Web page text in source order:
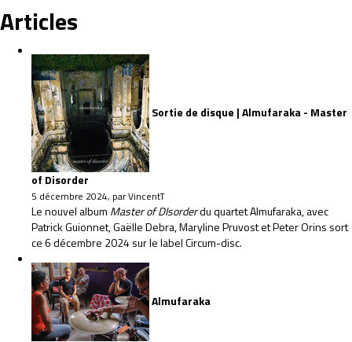
Articles
Sortie de disque | Almufaraka - Master
of Disorder
5 décembre 2024, par VincentT
Le nouvel album Master of DIsorderdu quartet Almufaraka, avec
Patrick Guionnet, Gaëlle Debra, Maryline Pruvost et Peter Orins sort
ce 6 décembre 2024 sur le label Circum-disc.
Almufaraka